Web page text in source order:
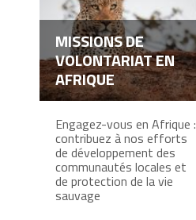
MISSIONS DE
VOLONTARIAT EN
AFRIQUE
Engagez-vous en Afrique :
contribuez à nos efforts
de développement des
communautés locales et
de protection de la vie
sauvage